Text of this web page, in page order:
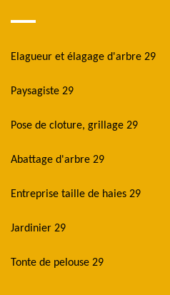
Elagueur et élagage d'arbre 29
Paysagiste 29
Pose de cloture, grillage 29
Abattage d'arbre 29
Entreprise taille de haies 29
Jardinier 29
Tonte de pelouse 29